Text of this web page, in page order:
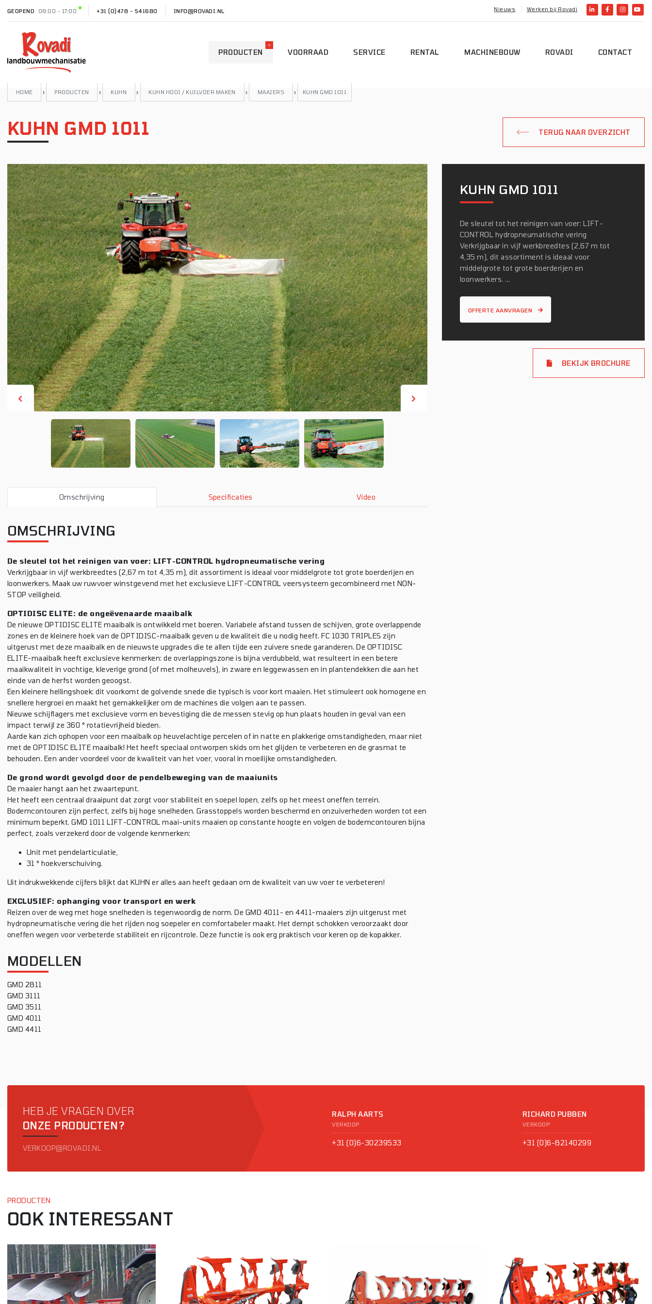
GEOPEND 08:00 - 17:00 +31 (0)478 - 541680 INFO@ROVADI.NL Nieuws Werken bij Rovadi
PRODUCTEN VOORRAAD SERVICE RENTAL MACHINEBOUW ROVADI CONTACT
HOME › PRODUCTEN › KUHN › KUHN HOOI / KUILVOER MAKEN › MAAIERS › KUHN GMD 1011
KUHN GMD 1011 TERUG NAAR OVERZICHT
Omschrijving Specificaties Video
OMSCHRIJVING
De sleutel tot het reinigen van voer: LIFT-CONTROL hydropneumatische vering
Verkrijgbaar in vijf werkbreedtes (2,67 m tot 4,35 m), dit assortiment is ideaal voor middelgrote tot grote boerderijen en
loonwerkers. Maak uw ruwvoer winstgevend met het exclusieve LIFT-CONTROL veersysteem gecombineerd met NON-
STOP veiligheid.
OPTIDISC ELITE: de ongeëvenaarde maaibalk
De nieuwe OPTIDISC ELITE maaibalk is ontwikkeld met boeren. Variabele afstand tussen de schijven, grote overlappende
zones en de kleinere hoek van de OPTIDISC-maaibalk geven u de kwaliteit die u nodig heeft. FC 1030 TRIPLES zijn
uitgerust met deze maaibalk en de nieuwste upgrades die te allen tijde een zuivere snede garanderen. De OPTIDISC
ELITE-maaibalk heeft exclusieve kenmerken: de overlappingszone is bijna verdubbeld, wat resulteert in een betere
maaikwaliteit in vochtige, kleverige grond (of met molheuvels), in zware en leggewassen en in plantendekken die aan het
einde van de herfst worden geoogst.
Een kleinere hellingshoek: dit voorkomt de golvende snede die typisch is voor kort maaien. Het stimuleert ook homogene en
snellere hergroei en maakt het gemakkelijker om de machines die volgen aan te passen.
Nieuwe schijflagers met exclusieve vorm en bevestiging die de messen stevig op hun plaats houden in geval van een
impact terwijl ze 360 ​​° rotatievrijheid bieden.
Aarde kan zich ophopen voor een maaibalk op heuvelachtige percelen of in natte en plakkerige omstandigheden, maar niet
met de OPTIDISC ELITE maaibalk! Het heeft speciaal ontworpen skids om het glijden te verbeteren en de grasmat te
behouden. Een ander voordeel voor de kwaliteit van het voer, vooral in moeilijke omstandigheden.
De grond wordt gevolgd door de pendelbeweging van de maaiunits
De maaier hangt aan het zwaartepunt.
Het heeft een centraal draaipunt dat zorgt voor stabiliteit en soepel lopen, zelfs op het meest oneffen terrein.
Bodemcontouren zijn perfect, zelfs bij hoge snelheden. Grasstoppels worden beschermd en onzuiverheden worden tot een
minimum beperkt. GMD 1011 LIFT-CONTROL maai-units maaien op constante hoogte en volgen de bodemcontouren bijna
perfect, zoals verzekerd door de volgende kenmerken:
Unit met pendelarticulatie,
31 ° hoekverschuiving.
Uit indrukwekkende cijfers blijkt dat KUHN er alles aan heeft gedaan om de kwaliteit van uw voer te verbeteren!
EXCLUSIEF: ophanging voor transport en werk
Reizen over de weg met hoge snelheden is tegenwoordig de norm. De GMD 4011- en 4411-maaiers zijn uitgerust met
hydropneumatische vering die het rijden nog soepeler en comfortabeler maakt. Het dempt schokken veroorzaakt door
oneffen wegen voor verbeterde stabiliteit en rijcontrole. Deze functie is ook erg praktisch voor keren op de kopakker.
MODELLEN
GMD 2811
GMD 3111
GMD 3511
GMD 4011
GMD 4411
KUHN GMD 1011
De sleutel tot het reinigen van voer: LIFT-
CONTROL hydropneumatische vering
Verkrijgbaar in vijf werkbreedtes (2,67 m tot
4,35 m), dit assortiment is ideaal voor
middelgrote tot grote boerderijen en
loonwerkers. ...
OFFERTE AANVRAGEN
BEKIJK BROCHURE
HEB JE VRAGEN OVER
ONZE PRODUCTEN?
VERKOOP@ROVADI.NL
RALPH AARTS
VERKOOP
+31 (0)6-30239533
RICHARD PUBBEN
VERKOOP
+31 (0)6-82140299
PRODUCTEN
OOK INTERESSANT